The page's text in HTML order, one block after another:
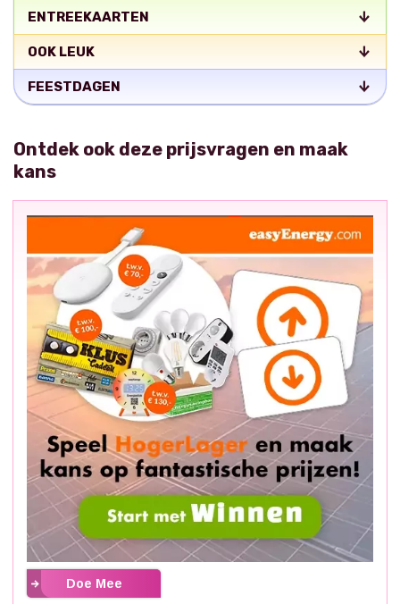
ENTREEKAARTEN
OOK LEUK
FEESTDAGEN
Ontdek ook deze prijsvragen en maak
kans
Doe Mee